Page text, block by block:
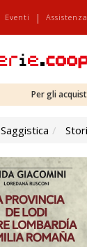
Eventi | Assistenza
Per gli
Saggistica